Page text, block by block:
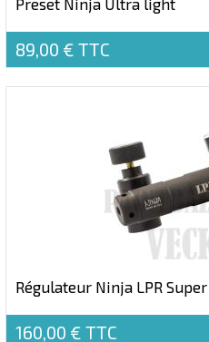
Preset Ninja Ultra light
89,00 € TTC
Régulateur Ninja LPR
160,00 € TTC